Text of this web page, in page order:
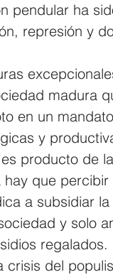
pendular ha
represión y
madura
en un
y
producto de
que
a subsidiar
y solo
regalados.
crisis del